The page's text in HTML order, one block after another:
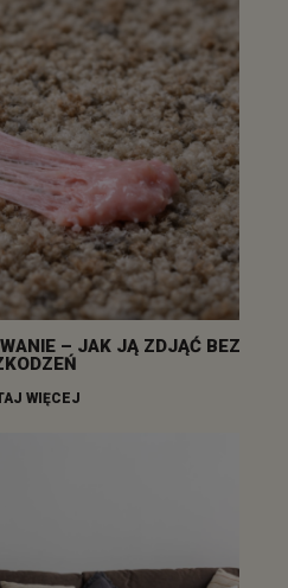
– JAK JĄ ZDJĄĆ BEZ
WIĘCEJ